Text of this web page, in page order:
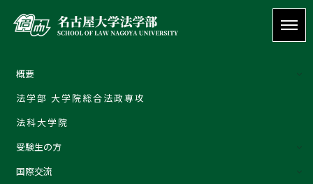
概要
概要
特色
法学部 大学院総合法政専攻
法科大学院
受験生の方
国際交流